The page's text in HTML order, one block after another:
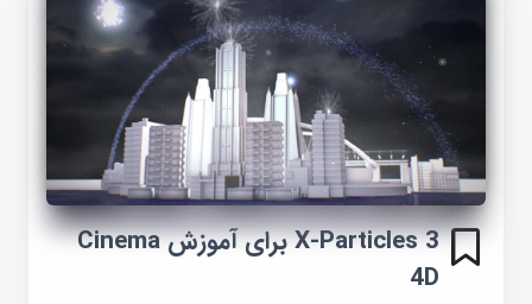
X-Particles 3 برای آموزش Cinema
4D